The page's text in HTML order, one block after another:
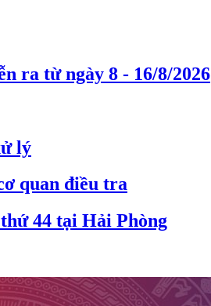
ra từ ngày 8 - 16/8/2026
lý
quan điều tra
44 tại Hải Phòng